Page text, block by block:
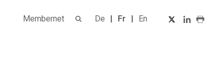
Membernet De Fr En